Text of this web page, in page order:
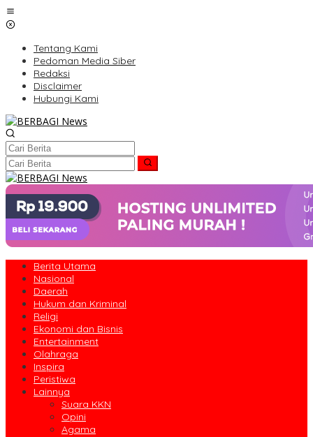
Lewati
ke
Tentang Kami
Pedoman Media Siber
Redaksi
Disclaimer
Hubungi Kami
Berita Utama
Nasional
Daerah
Hukum dan Kriminal
Religi
Ekonomi dan Bisnis
Entertainment
Olahraga
Inspira
Peristiwa
Lainnya
Suara KKN
Opini
Agama